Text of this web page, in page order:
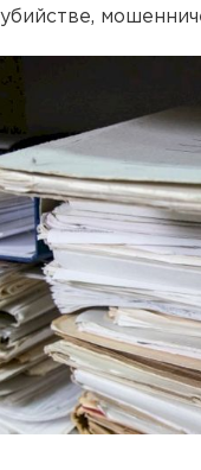
убийстве,